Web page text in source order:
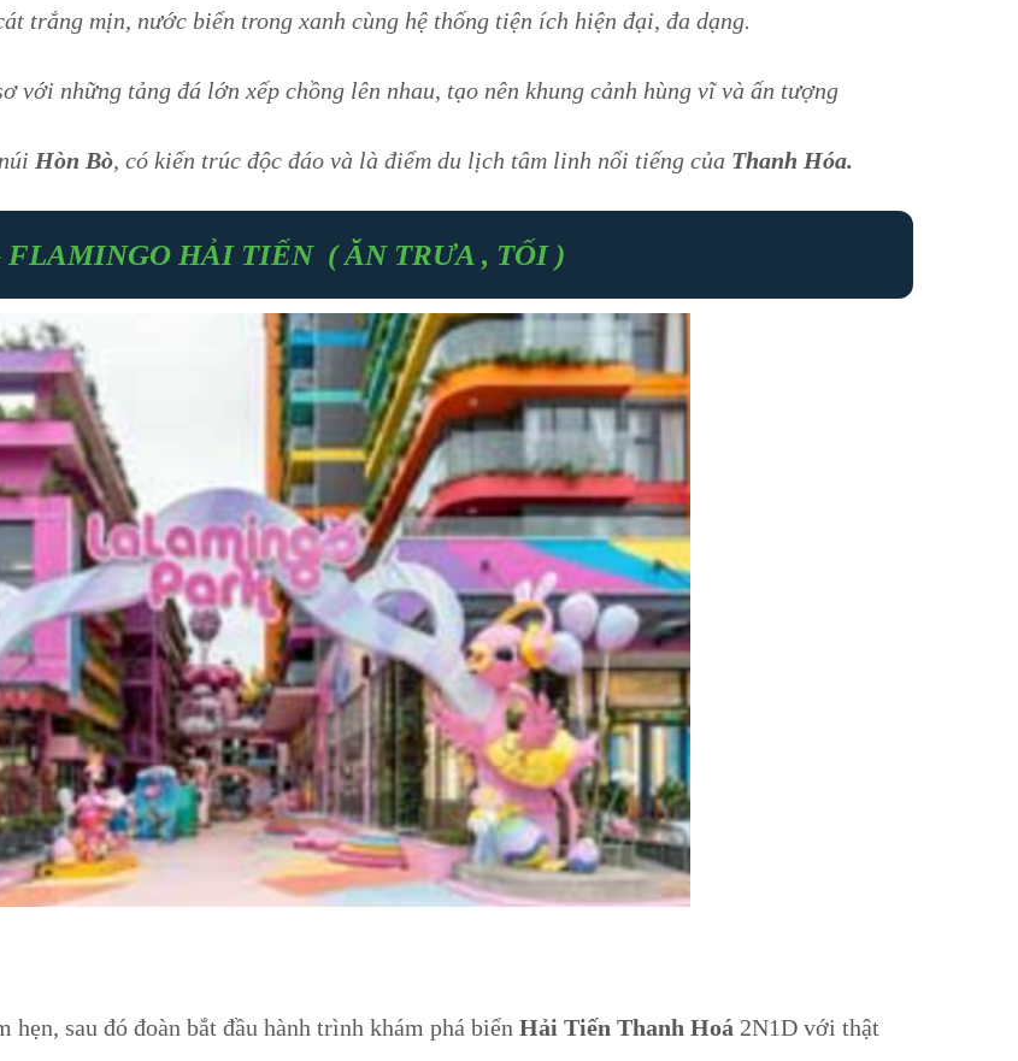
trắng mịn, nước biển trong xanh cùng hệ thống tiện ích hiện đại, đa dạng.
với những tảng đá lớn xếp chồng lên nhau, tạo nên khung cảnh hùng vĩ và ấn tượng
Hòn Bò, có kiến trúc độc đáo và là điểm du lịch tâm linh nổi tiếng của Thanh Hóa.
FLAMINGO HẢI TIẾN ( ĂN TRƯA , TỐI )
hẹn, sau đó đoàn bắt đầu hành trình khám phá biển Hải Tiến Thanh Hoá 2N1D với thật